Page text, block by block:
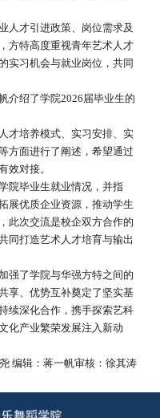
人才引进政策、岗位需求及
方特高度重视青年艺术人才
实习机会与就业岗位，共同
介绍了学院2026届毕业生的
才培养模式、实习安排、实
方面进行了阐述，希望通过
效对接。
院毕业生就业情况，并指
展优质企业资源，推动学生
此次交流是校企双方合作的
同打造艺术人才培育与输出
强了学院与华强方特之间的
享、优势互补奠定了坚实基
续深化合作，携手探索艺科
化产业繁荣发展注入新动
编辑：蒋一帆审核：徐其涛